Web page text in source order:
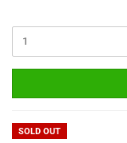
SOLD OUT